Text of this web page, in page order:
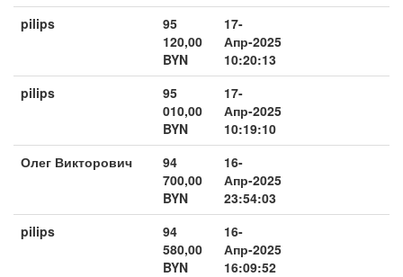
pilips
95
120,00
BYN
17-
Апр-2025
10:20:13
pilips
95
010,00
BYN
17-
Апр-2025
10:19:10
Олег Викторович
94
700,00
BYN
16-
Апр-2025
23:54:03
pilips
94
580,00
BYN
16-
Апр-2025
16:09:52